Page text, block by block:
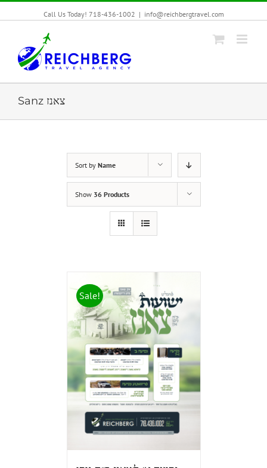
Call Us Today! 718-436-1002 | info@reichbergtravel.com
Sanz צאנז
Sort by Name
Show 36 Products
Sale!